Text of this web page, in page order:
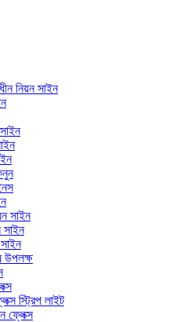
নিয়ন সাইন
সাইন
সাইন
উপলক্ষ
স্ট্রিপ লাইট
ফ্লেক্স